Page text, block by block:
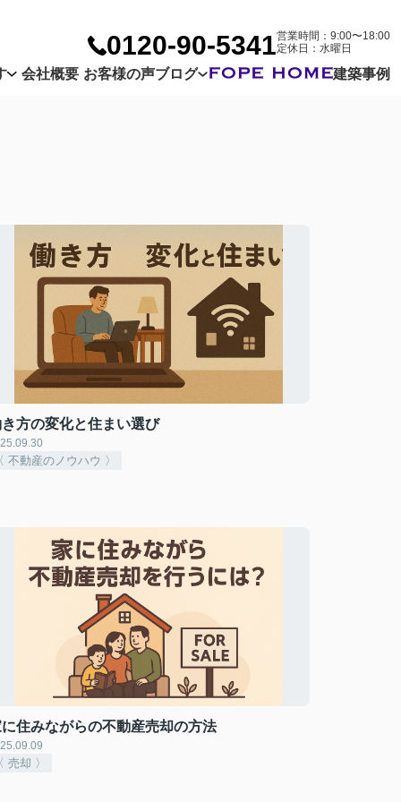
0120-90-5341営業時間：9:00〜18:00
定休日：水曜日
会社概要 お客様の声ブログ
建築事例
方の変化と住まい選び
〈 不動産のノウハウ 〉
住みながらの不動産売却の方法
〈 売却 〉